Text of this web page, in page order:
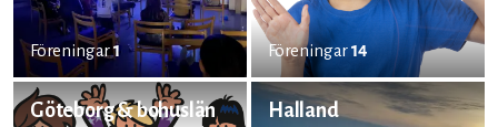
Föreningar1 Föreningar14
Göteborg & bohuslän Halland